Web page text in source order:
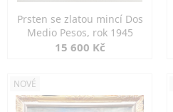
Prsten se zlatou mincí Dos
Medio Pesos, rok 1945
15 600 Kč
NOVÉ